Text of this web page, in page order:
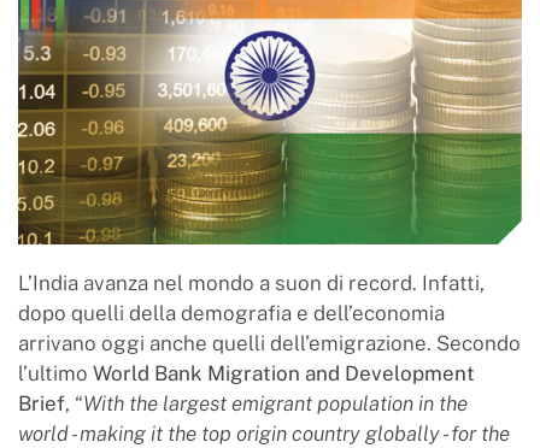
L’India avanza nel mondo a suon di record. Infatti,
dopo quelli della demografia e dell’economia
arrivano oggi anche quelli dell’emigrazione. Secondo
l’ultimo World Bank Migration and Development
Brief, “With the largest emigrant population in the
world - making it the top origin country globally - for the